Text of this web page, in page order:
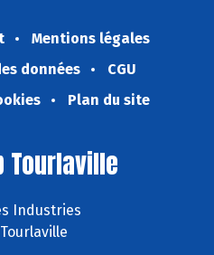
Mentions légales
données
CGU
Plan du site
Tourlaville
Industries